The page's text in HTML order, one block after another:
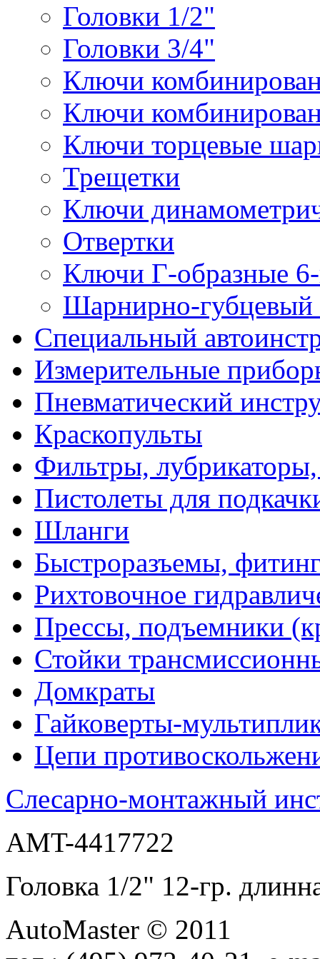
Головки 1/2"
Головки 3/4"
Ключи
Ключи
Ключи торцевые
Трещетки
Ключи
Отвертки
Ключи Г-образные
Шарнирно-губцевый
Специальный
Измерительные
Пневматический
Краскопульты
Фильтры,
Пистолеты для
Шланги
Быстроразъемы,
Рихтовочное
Прессы, подъемники
Стойки
Домкраты
Гайковерты-
Цепи
Слесарно-монтажный
AMT-4417722
Головка 1/2" 12-гр.
AutoMaster © 2011